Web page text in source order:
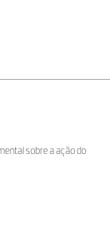
sobre a ação do